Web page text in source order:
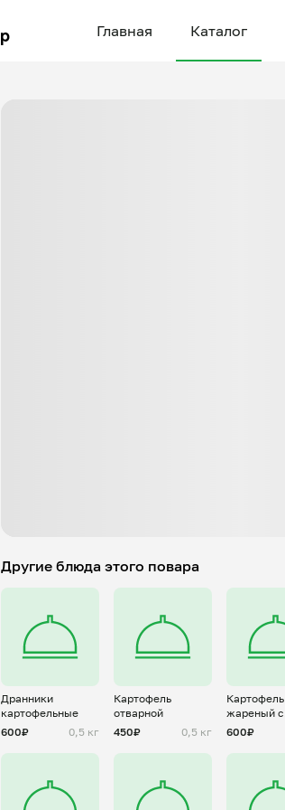
Главная Каталог
Другие блюда этого повара
Дранники
картофельные
600₽
0,5 кг
Картофель
отварной
450₽
0,5 кг
Картофель
жареный с
грибами
600₽